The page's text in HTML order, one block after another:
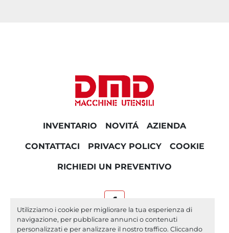
Utilizziamo i cookie per migliorare la tua esperienza di
navigazione, per pubblicare annunci o contenuti
personalizzati e per analizzare il nostro traffico. Cliccando
INVENTARIO NOVITÁ AZIENDA
CONTATTACI PRIVACY POLICY COOKIE
RICHIEDI UN PREVENTIVO
facebook
Machinio Systemsito web diMachinio